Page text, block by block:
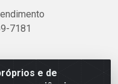
e de
7181
Alegre, 2521 -